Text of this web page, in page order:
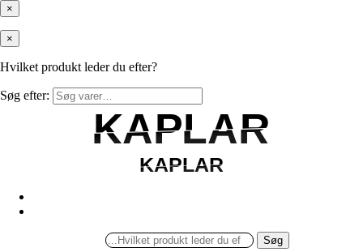
×
×
Hvilket produkt leder du efter?
Søg efter:
KAPLAR
KAPLAR
KAPLAR
KAPLAR
Søg